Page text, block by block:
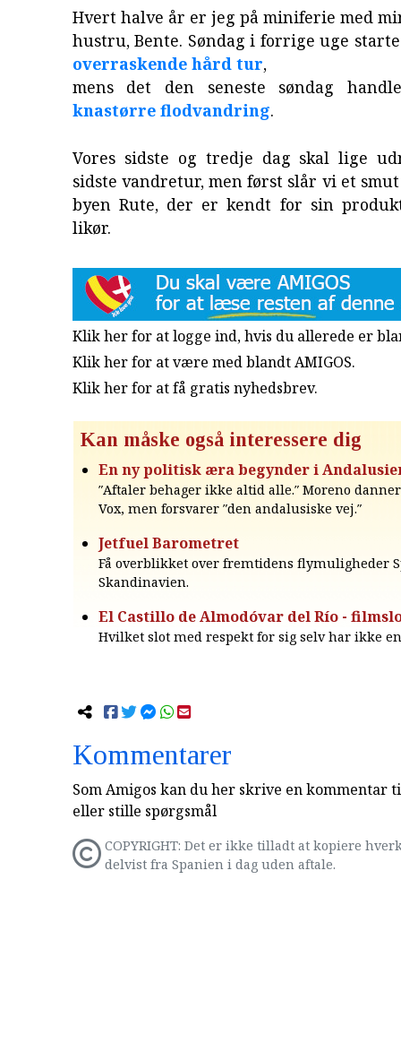
Hvert halve år er jeg på miniferie med
hustru, Bente. Søndag i forrige uge
overraskende hård tur,
mens det den seneste søndag
knastørre flodvandring.
Vores sidste og tredje dag skal lige
sidste vandretur, men først slår vi et
byen Rute, der er kendt for sin
likør.
Klik her for at logge ind, hvis du allerede er
Klik her for at være med blandt AMIGOS.
Klik her for at få gratis nyhedsbrev.
Kan måske også interessere dig
En ny politisk æra begynder i
″Aftaler behager ikke altid alle.″ Moreno
Vox, men forsvarer ″den andalusiske vej.″
Jetfuel Barometret
Få overblikket over fremtidens flymuligheder
Skandinavien.
El Castillo de Almodóvar del Río -
Hvilket slot med respekt for sig selv har ikke
Kommentarer
Som Amigos kan du her skrive en kommentar
eller stille spørgsmål
COPYRIGHT: Det er ikke tilladt at kopiere
delvist fra Spanien i dag uden aftale.